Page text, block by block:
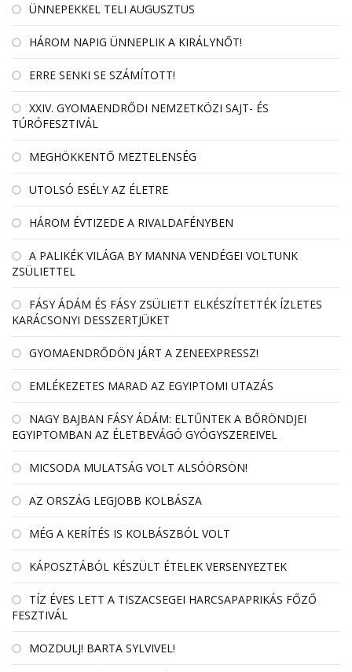
ÜNNEPEKKEL TELI AUGUSZTUS
HÁROM NAPIG ÜNNEPLIK A KIRÁLYNŐT!
ERRE SENKI SE SZÁMÍTOTT!
XXIV. GYOMAENDRŐDI NEMZETKÖZI SAJT- ÉS
TÚRÓFESZTIVÁL
MEGHÖKKENTŐ MEZTELENSÉG
UTOLSÓ ESÉLY AZ ÉLETRE
HÁROM ÉVTIZEDE A RIVALDAFÉNYBEN
A PALIKÉK VILÁGA BY MANNA VENDÉGEI VOLTUNK
ZSÜLIETTEL
FÁSY ÁDÁM ÉS FÁSY ZSÜLIETT ELKÉSZÍTETTÉK ÍZLETES
KARÁCSONYI DESSZERTJÜKET
GYOMAENDRŐDÖN JÁRT A ZENEEXPRESSZ!
EMLÉKEZETES MARAD AZ EGYIPTOMI UTAZÁS
NAGY BAJBAN FÁSY ÁDÁM: ELTŰNTEK A BŐRÖNDJEI
EGYIPTOMBAN AZ ÉLETBEVÁGÓ GYÓGYSZEREIVEL
MICSODA MULATSÁG VOLT ALSÓÖRSÖN!
AZ ORSZÁG LEGJOBB KOLBÁSZA
MÉG A KERÍTÉS IS KOLBÁSZBÓL VOLT
KÁPOSZTÁBÓL KÉSZÜLT ÉTELEK VERSENYEZTEK
TÍZ ÉVES LETT A TISZACSEGEI HARCSAPAPRIKÁS FŐZŐ
FESZTIVÁL
MOZDULJ! BARTA SYLVIVEL!